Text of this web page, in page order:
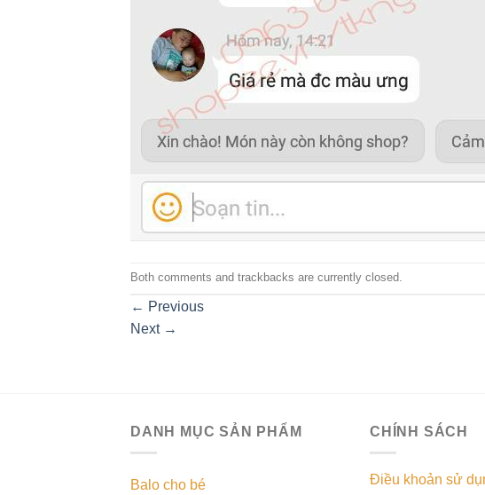
Both comments and trackbacks are currently closed.
← Previous
Next →
DANH MỤC SẢN PHẨM
Balo cho bé
CHÍNH SÁCH
Điều khoản sử